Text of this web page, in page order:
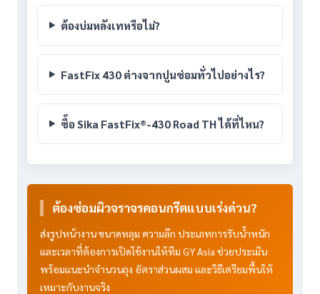
ต้องบ่มหลังเทหรือไม่?
FastFix 430 ต่างจากปูนซ่อมทั่วไปอย่างไร?
ซื้อ Sika FastFix®-430 Road TH ได้ที่ไหน?
ต้องซ่อมผิวจราจรคอนกรีตแบบเร่งด่วน?
ส่งรูปหน้างาน ขนาดหลุม ความลึก ประเภทการรับน้ำหนัก
และเวลาที่ต้องการเปิดใช้งานให้ทีม GY Asia ช่วยประเมิน
พร้อมแนะนำจำนวนถุง อัตราส่วนผสม และวิธีเตรียมพื้นให้
เหมาะกับงานจริง